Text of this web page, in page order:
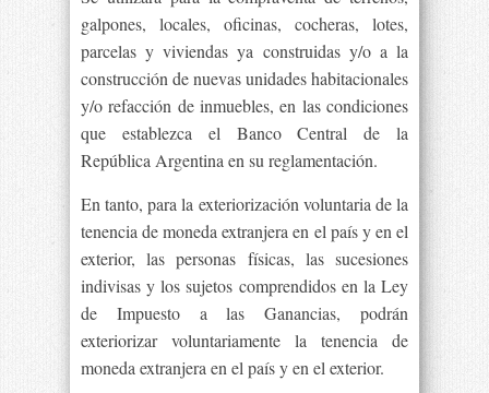
galpones, locales, oficinas, cocheras, lotes,
parcelas y viviendas ya construidas y/o a la
construcción de nuevas unidades habitacionales
y/o refacción de inmuebles, en las condiciones
que establezca el Banco Central de la
República Argentina en su reglamentación.
En tanto, para la exteriorización voluntaria de la
tenencia de moneda extranjera en el país y en el
exterior, las personas físicas, las sucesiones
indivisas y los sujetos comprendidos en la Ley
de Impuesto a las Ganancias, podrán
exteriorizar voluntariamente la tenencia de
moneda extranjera en el país y en el exterior.